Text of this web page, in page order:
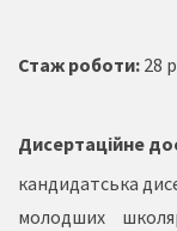
Стаж роботи: 28
Дисертаційне
кандидатська
молодших